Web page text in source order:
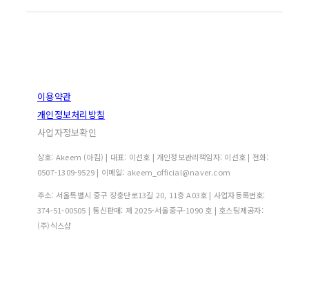
이용약관
개인정보처리방침
사업자정보확인
상호: Akeem (아킴) | 대표: 이선호 | 개인정보관리책임자: 이선호 | 전화:
0507-1309-9529 | 이메일: akeem_official@naver.com
주소: 서울특별시 중구 장충단로13길 20, 11층 A03호 | 사업자등록번호:
374-51-00505 | 통신판매: 제 2025-서울중구-1090 호 | 호스팅제공자:
(주)식스샵